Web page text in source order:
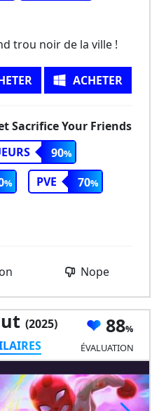
trou noir de la ville !
ACHETER
Sacrifice Your Friends
90
PVE
70
Nope
(2025)
88
ÉVALUATION